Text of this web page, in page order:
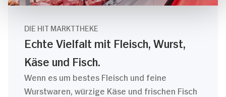
DIE HIT MARKTTHEKE
Echte Vielfalt mit Fleisch, Wurst,
Käse und Fisch.
Wenn es um bestes Fleisch und feine
Wurstwaren, würzige Käse und frischen Fisch